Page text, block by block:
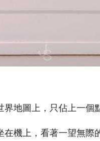
地圖上，只佔上一個
機上，看著一望無際